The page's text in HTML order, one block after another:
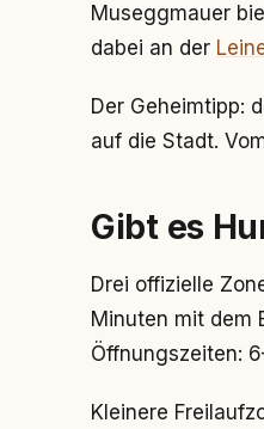
Museggmauer
dabei an der
Der Geheimtipp:
auf die Stadt.
Gibt es
Drei offizielle
Minuten mit dem
Öffnungszeiten:
Kleinere